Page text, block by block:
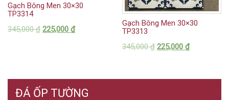
Gạch Bông Men 30×30
TP3314
345,000₫ 225,000 ₫
Gạch Bông Men 30×30
TP3313
345,000₫ 225,000 ₫
ĐÁ ỐP TƯỜNG